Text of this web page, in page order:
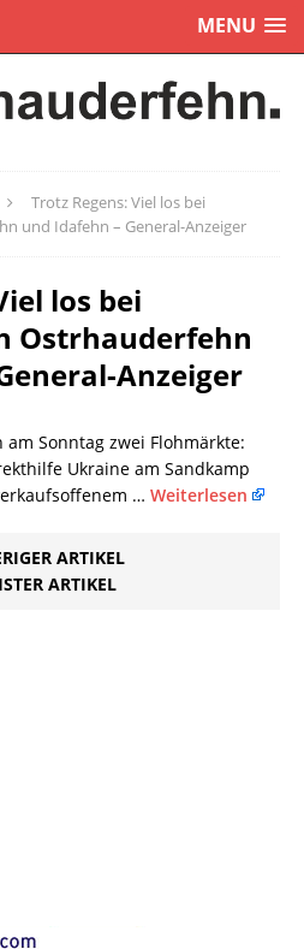
MENU
Trotz Regens: Viel los bei
und Idafehn – General-Anzeiger
los bei
Ostrhauderfehn
Anzeiger
Sonntag zwei Flohmärkte:
Ukraine am Sandkamp
… Weiterlesen
ARTIKEL
ARTIKEL